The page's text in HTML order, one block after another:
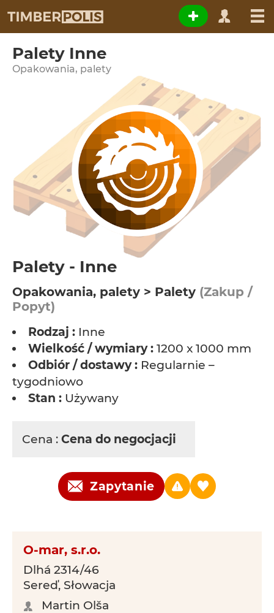
Palety Inne
Opakowania, palety
Palety - Inne
Opakowania, palety > Palety (Zakup /
Popyt)
Rodzaj : Inne
Wielkość / wymiary : 1200 x 1000 mm
Odbiór / dostawy : Regularnie –
tygodniowo
Stan : Używany
Cena : Cena do negocjacji
Zapytanie
O-mar, s.r.o.
Dlhá 2314/46
Sereď, Słowacja
Martin Olša